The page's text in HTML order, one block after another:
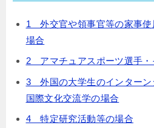
1 外交官や領事官等の家事使
場合
2 アマチュアスポーツ選手・
3 外国の大学生のインターン
国際文化交流学の場合
4 特定研究活動等の場合